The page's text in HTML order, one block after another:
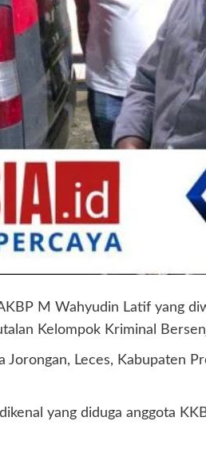
M Wahyudin Latif yang
Kelompok Kriminal
Leces, Kabupaten
yang diduga anggota